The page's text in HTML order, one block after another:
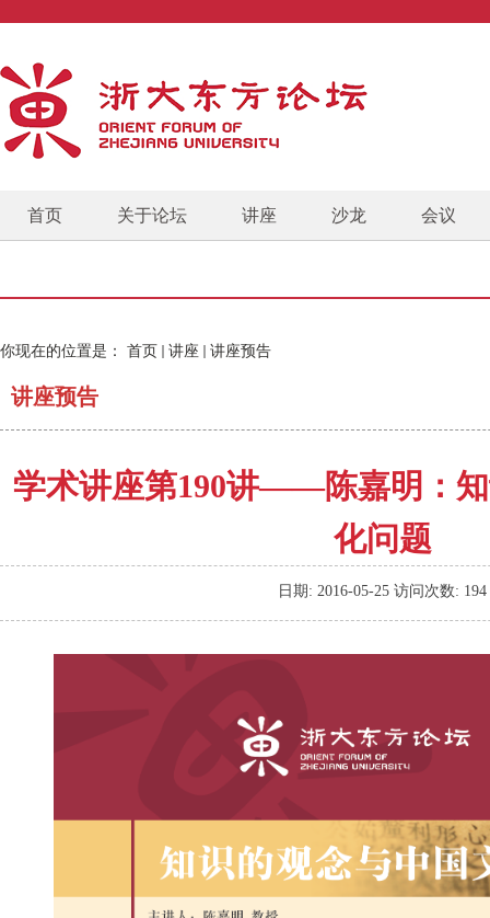
首页 关于论坛 讲座 沙龙 会议
你现在的位置是： 首页 讲座 讲座预告
讲座预告
学术讲座第190讲——陈嘉明：
化问题
日期: 2016-05-25 访问次数: 194